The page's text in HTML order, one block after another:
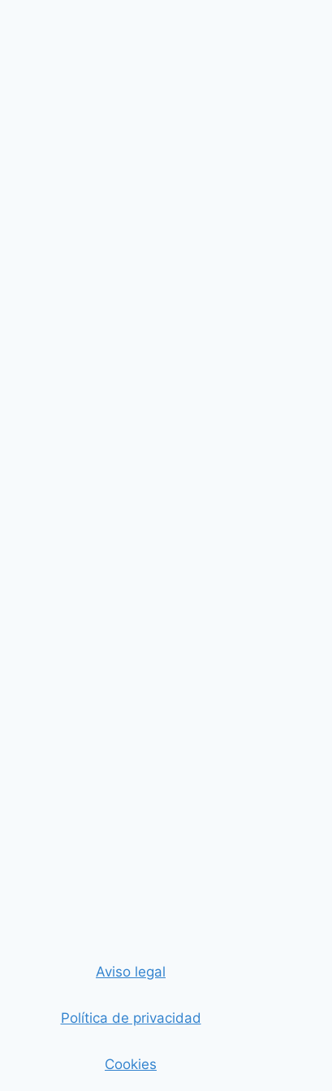
Aviso legal
Política de privacidad
Cookies